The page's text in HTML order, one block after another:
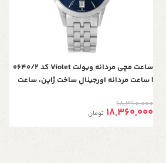
ساعت مچی مردانه ویولت Violet کد 0640/2
| ساعت مردانه اورجینال ساخت ژاپن، ساعت
موتوره، دو رنگ صفحه سرمه ای
18,360,000
18,360,000 تومان